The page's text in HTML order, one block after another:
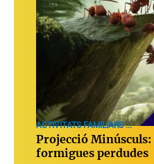
ACTIVITATS FAMILIARS ...
Projecció Minúsculs:
formigues perdudes